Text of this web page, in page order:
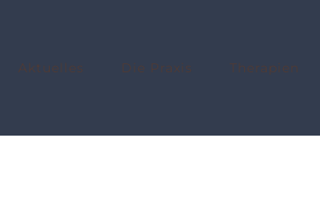
Aktuelles Die Praxis Therapien